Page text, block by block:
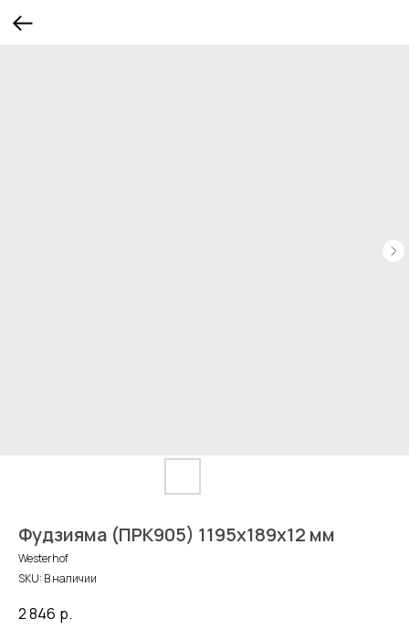
Фудзияма (ПРК905) 1195х189х12 мм
Westerhof
SKU:В наличии
2 846 р.